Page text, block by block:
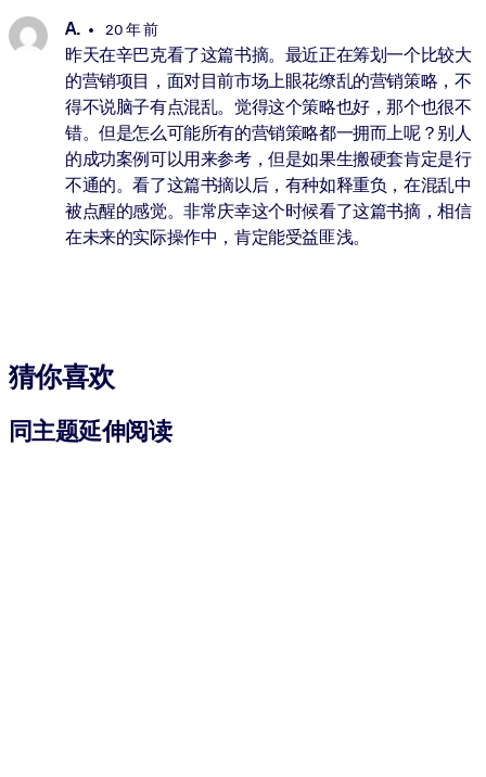
A. 20 年 前
昨天在辛巴克看了这篇书摘。最近正在筹划一个比较大
的营销项目，面对目前市场上眼花缭乱的营销策略，不
得不说脑子有点混乱。觉得这个策略也好，那个也很不
错。但是怎么可能所有的营销策略都一拥而上呢？别人
的成功案例可以用来参考，但是如果生搬硬套肯定是行
不通的。看了这篇书摘以后，有种如释重负，在混乱中
被点醒的感觉。非常庆幸这个时候看了这篇书摘，相信
在未来的实际操作中，肯定能受益匪浅。
猜你喜欢
同主题延伸阅读